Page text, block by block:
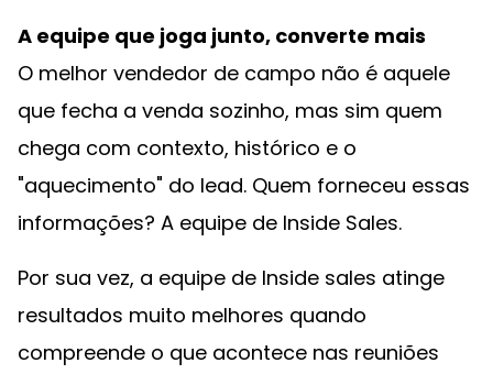
A equipe que joga junto, converte mais
O melhor vendedor de campo não é aquele
que fecha a venda sozinho, mas sim quem
chega com contexto, histórico e o
"aquecimento" do lead. Quem forneceu essas
informações? A equipe de Inside Sales.
Por sua vez, a equipe de Inside sales atinge
resultados muito melhores quando
compreende o que acontece nas reuniões